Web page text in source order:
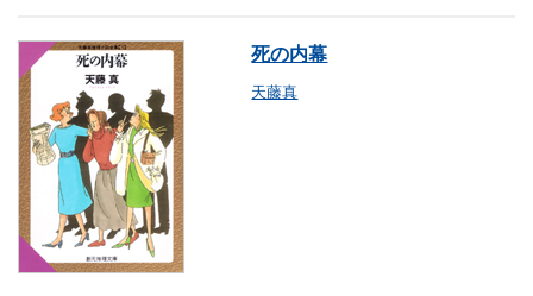
死の内幕
天藤真